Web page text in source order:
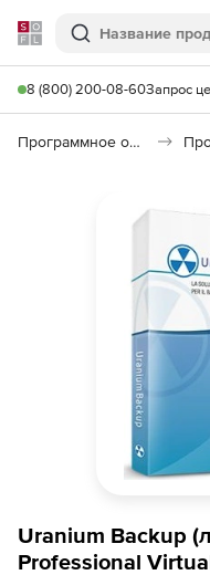
Softline
Поиск
8 (800) 200-08-60Запрос
Программное обеспечение для работы с файлами и дисками
Uranium Backup
Professional